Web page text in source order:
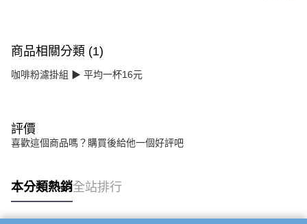
商品相關分類 (1)
咖啡粉濾掛組 ▶ 平均一杯16元
評價
喜歡這個商品嗎？購買後給他一個好評吧
本分類熱銷全站排行